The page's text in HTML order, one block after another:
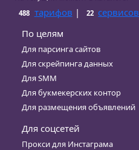
488 тарифов | 22 сервисов
По целям
Для парсинга сайтов
Для скрейпинга данных
Для SMM
Для букмекерских контор
Для размещения объявлений
Для соцсетей
Прокси для Инстаграма